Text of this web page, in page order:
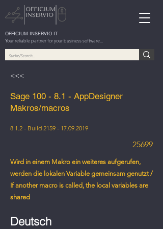
OFFICIUM INSERVIO IT
Your reliable partner for your business software...
<<<
Sage 100 - 8.1 - AppDesigner
Makros/macros
8.1.2 - Build 2159 - 17.09.2019
25699
Wird in einem Makro ein weiteres aufgerufen,
werden die lokalen Variable gemeinsam genutzt /
If another macro is called, the local variables are
shared
Deutsch